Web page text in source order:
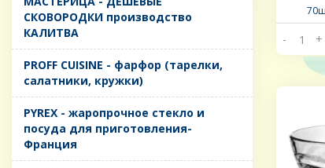
СКОВОРОДКИ производство
КАЛИТВА
PROFF CUISINE - фарфор (тарелки,
салатники, кружки)
PYREX - жаропрочное стекло и
посуда для приготовления-
Франция
- +